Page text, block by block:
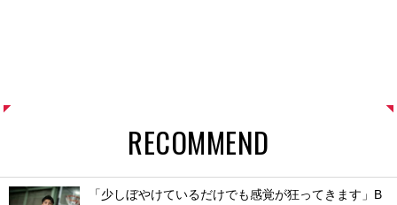
RECOMMEND
「少しぼやけているだけでも感覚が狂ってきます」B